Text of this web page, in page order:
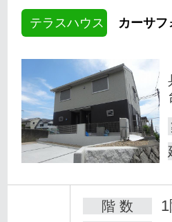
テラスハウス カーサフ
階 数